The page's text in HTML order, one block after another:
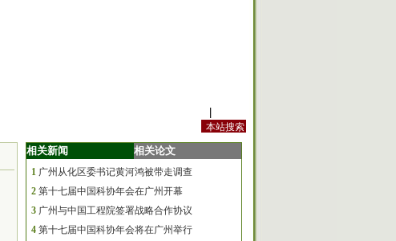
相关新闻 相关论文
1 广州从化区委书记黄河鸿被带走调查
2 第十七届中国科协年会在广州开幕
3 广州与中国工程院签署战略合作协议
4 第十七届中国科协年会将在广州举行